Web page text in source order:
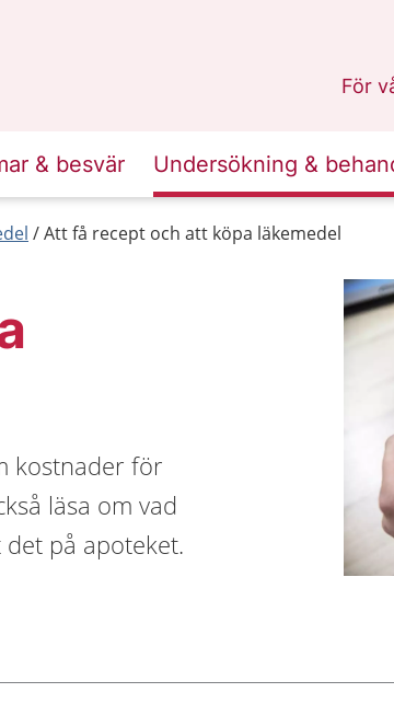
För
& besvär Undersökning &
Att få recept och att köpa läkemedel
kostnader för
läsa om vad
på apoteket.